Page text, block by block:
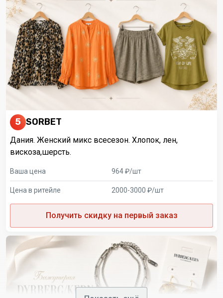
5 SORBET
Дания. Женский микс всесезон. Хлопок, лен,
вискоза,шерсть.
Ваша цена 964 ₽/шт
Цена в ритейле 2000-3000 ₽/шт
Получить скидку на первый заказ